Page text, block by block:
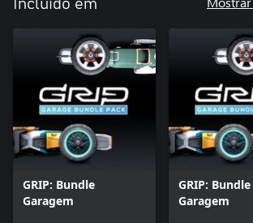
Incluído em
GRIP: Bundle
Garagem
GRIP: Bundle
Garagem